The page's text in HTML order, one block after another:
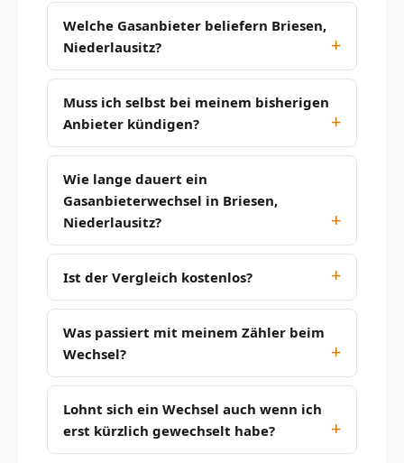
Welche Gasanbieter beliefern Briesen,
Niederlausitz?
Muss ich selbst bei meinem bisherigen
Anbieter kündigen?
Wie lange dauert ein
Gasanbieterwechsel in Briesen,
Niederlausitz?
Ist der Vergleich kostenlos?
Was passiert mit meinem Zähler beim
Wechsel?
Lohnt sich ein Wechsel auch wenn ich
erst kürzlich gewechselt habe?